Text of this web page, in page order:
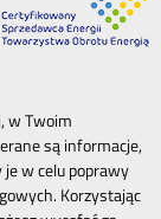
w Twoim
są informacje,
w celu poprawy
Korzystając